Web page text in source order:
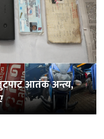
आतंक अन्त्य,